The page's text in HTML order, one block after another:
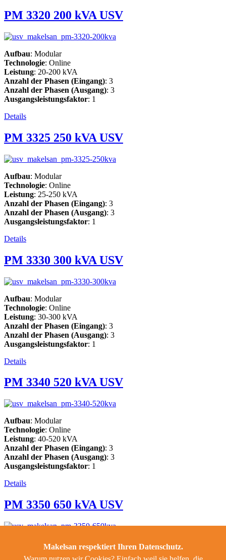
PM 3320 200 kVA USV
Aufbau: Modular
Technologie: Online
Leistung: 20-200 kVA
Anzahl der Phasen (Eingang): 3
Anzahl der Phasen (Ausgang): 3
Ausgangsleistungsfaktor: 1
Details
PM 3325 250 kVA USV
Aufbau: Modular
Technologie: Online
Leistung: 25-250 kVA
Anzahl der Phasen (Eingang): 3
Anzahl der Phasen (Ausgang): 3
Ausgangsleistungsfaktor: 1
Details
PM 3330 300 kVA USV
Aufbau: Modular
Technologie: Online
Leistung: 30-300 kVA
Anzahl der Phasen (Eingang): 3
Anzahl der Phasen (Ausgang): 3
Ausgangsleistungsfaktor: 1
Details
PM 3340 520 kVA USV
Aufbau: Modular
Technologie: Online
Leistung: 40-520 kVA
Anzahl der Phasen (Eingang): 3
Anzahl der Phasen (Ausgang): 3
Ausgangsleistungsfaktor: 1
Details
PM 3350 650 kVA USV
: Modular
Technologie: Online
Makelsan respektiert Ihren Datenschutz.